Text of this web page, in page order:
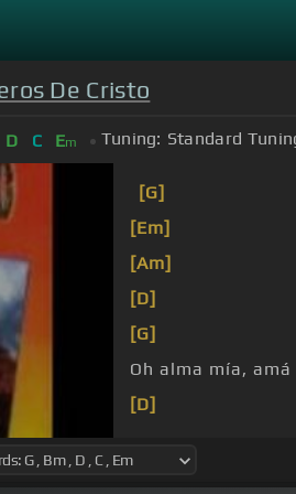
De Cristo
D C Em Tuning: Standard
[G]
[Em]
[Am]
[D]
[G]
Oh alma mía, amá
[D]